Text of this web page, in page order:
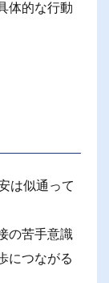
体的な行動
は似通って
の苦手意識
につながる